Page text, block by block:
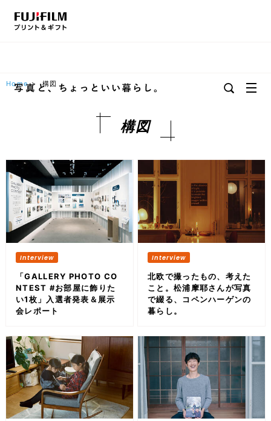
Home > 構図
構図
「GALLERY PHOTO CO
NTEST #お部屋に飾りた
い1枚」入選者発表＆展示
会レポート
北欧で撮ったもの、考えた
こと。松浦摩耶さんが写真
で綴る、コペンハーゲンの
暮らし。